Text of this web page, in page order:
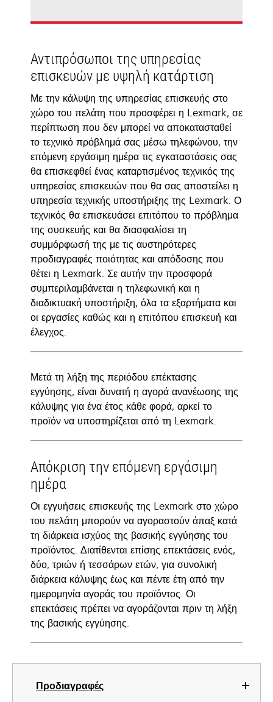
Προδιαγραφές
Αντιπρόσωποι της υπηρεσίας
επισκευών με υψηλή κατάρτιση
Με την κάλυψη της υπηρεσίας επισκευής στο
χώρο του πελάτη που προσφέρει η Lexmark, σε
περίπτωση που δεν μπορεί να αποκατασταθεί
το τεχνικό πρόβλημά σας μέσω τηλεφώνου, την
επόμενη εργάσιμη ημέρα τις εγκαταστάσεις σας
θα επισκεφθεί ένας καταρτισμένος τεχνικός της
υπηρεσίας επισκευών που θα σας αποστείλει η
υπηρεσία τεχνικής υποστήριξης της Lexmark. Ο
τεχνικός θα επισκευάσει επιτόπου το πρόβλημα
της συσκευής και θα διασφαλίσει τη
συμμόρφωσή της με τις αυστηρότερες
προδιαγραφές ποιότητας και απόδοσης που
θέτει η Lexmark. Σε αυτήν την προσφορά
συμπεριλαμβάνεται η τηλεφωνική και η
διαδικτυακή υποστήριξη, όλα τα εξαρτήματα και
οι εργασίες καθώς και η επιτόπου επισκευή και
έλεγχος.
Μετά τη λήξη της περιόδου επέκτασης
εγγύησης, είναι δυνατή η αγορά ανανέωσης της
κάλυψης για ένα έτος κάθε φορά, αρκεί το
προϊόν να υποστηρίζεται από τη Lexmark.
Απόκριση την επόμενη εργάσιμη
ημέρα
Οι εγγυήσεις επισκευής της Lexmark στο χώρο
του πελάτη μπορούν να αγοραστούν άπαξ κατά
τη διάρκεια ισχύος της βασικής εγγύησης του
προϊόντος. Διατίθενται επίσης επεκτάσεις ενός,
δύο, τριών ή τεσσάρων ετών, για συνολική
διάρκεια κάλυψης έως και πέντε έτη από την
ημερομηνία αγοράς του προϊόντος. Οι
επεκτάσεις πρέπει να αγοράζονται πριν τη λήξη
της βασικής εγγύησης.